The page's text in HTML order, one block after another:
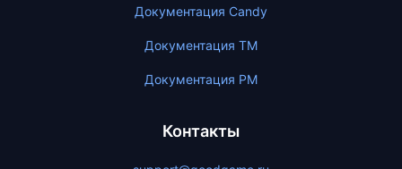
Документация Candy
Документация ТМ
Документация PM
Контакты